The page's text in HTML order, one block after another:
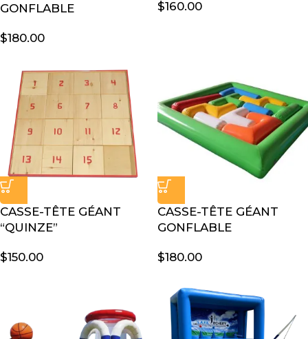
GONFLABLE
$180.00
$160.00
CASSE-TÊTE GÉANT
“QUINZE”
$150.00
CASSE-TÊTE GÉANT
GONFLABLE
$180.00